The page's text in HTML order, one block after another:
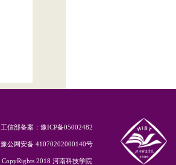
工信部备案：豫ICP备05002482
豫公网安备 41070202000140号
CopyRights 2018 河南科技学院